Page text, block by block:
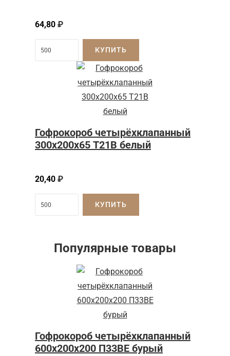
64,80 ₽
КУПИТЬ
Гофрокороб четырёхклапанный
300х200х65 Т21В белый
20,40 ₽
КУПИТЬ
Популярные товары
Гофрокороб четырёхклапанный
600x200x200 П33BE бурый